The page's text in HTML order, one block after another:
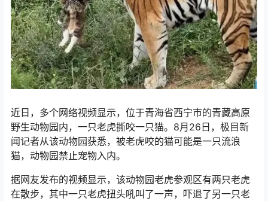
近日，多个网络视频显示，位于青海省西宁市的青藏高原
野生动物园内，一只老虎撕咬一只猫。8月26日，极目新
闻记者从该动物园获悉，被老虎咬的猫可能是一只流浪
猫，动物园禁止宠物入内。
据网友发布的视频显示，该动物园老虎参观区有两只老虎
在散步，其中一只老虎扭头吼叫了一声，吓退了另一只老